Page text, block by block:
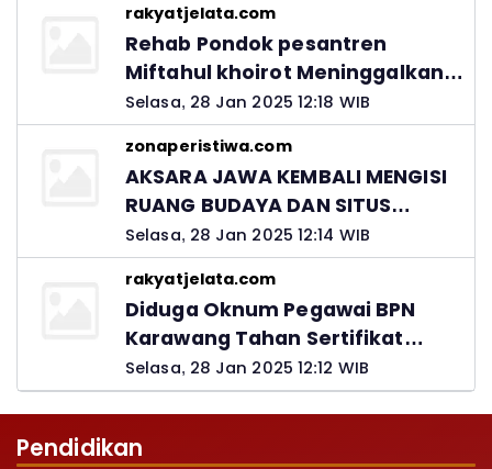
rakyatjelata.com
Rehab Pondok pesantren
Miftahul khoirot Meninggalkan
Hutang Ke Material, Mantan
Kadis PUPR Harus Bertanggung
Jawab
Selasa, 28 Jan 2025 12:18 WIB
zonaperistiwa.com
AKSARA JAWA KEMBALI MENGISI
RUANG BUDAYA DAN SITUS
LELUHUR NUSANTARA
Selasa, 28 Jan 2025 12:14 WIB
rakyatjelata.com
Diduga Oknum Pegawai BPN
Karawang Tahan Sertifikat
Pemohon PTSL
Selasa, 28 Jan 2025 12:12 WIB
Pendidikan